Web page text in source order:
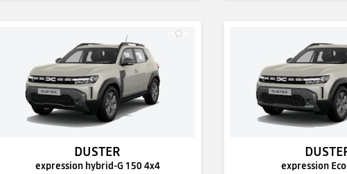
DUSTER
expression hybrid-G 150 4x4 expression